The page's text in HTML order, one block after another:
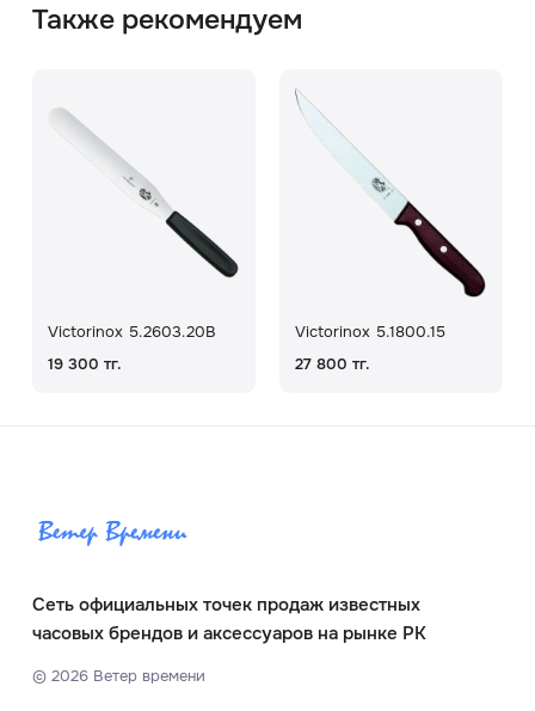
Также рекомендуем
Victorinox 5.2603.20B
19 300 тг.
Victorinox 5.1800.15
27 800 тг.
Сеть официальных точек продаж известных
часовых брендов и аксессуаров на рынке РК
© 2026Ветер времени